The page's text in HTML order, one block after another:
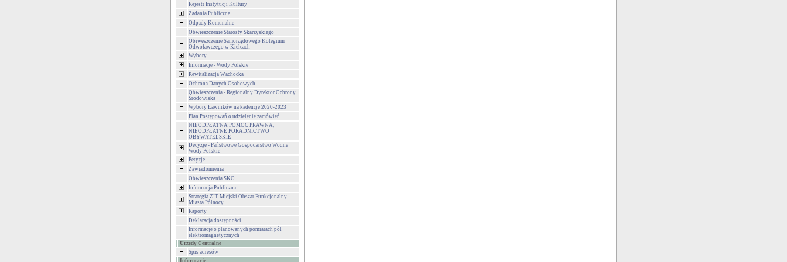
Rejestr Instytucji Kultury
Zadania Publiczne
Odpady Komunalne
Obwieszczenie Starosty Skarżyskiego
Obiweszczenie Samorządowego Kolegium
Odwoławczego w Kielcach
Wybory
Informacje - Wody Polskie
Rewitalizacja Wąchocka
Ochrona Danych Osobowych
Obwieszczenia - Regionalny Dyrektor Ochrony
Środowiska
Wybory Ławników na kadencje 2020-2023
Plan Postępowań o udzielenie zamówień
NIEODPŁATNA POMOC PRAWNA,
NIEODPŁATNE PORADNICTWO
OBYWATELSKIE
Decyzje - Państwowe Gospodarstwo Wodne
Wody Polskie
Petycje
Zawiadomienia
Obwieszczenia SKO
Informacja Publiczna
Strategia ZIT Miejski Obszar Funkcjonalny
Miasta Północy
Raporty
Deklaracja dostępności
Informacje o planowanych pomiarach pól
elektromagnetycznych
Urzędy Centralne
Spis adresów
Informacje